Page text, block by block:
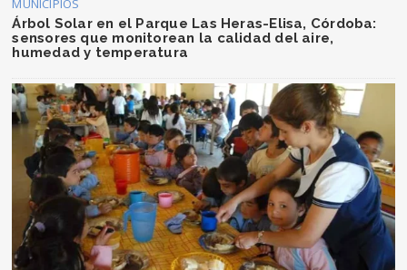
MUNICIPIOS
Árbol Solar en el Parque Las Heras-Elisa, Córdoba:
sensores que monitorean la calidad del aire,
humedad y temperatura